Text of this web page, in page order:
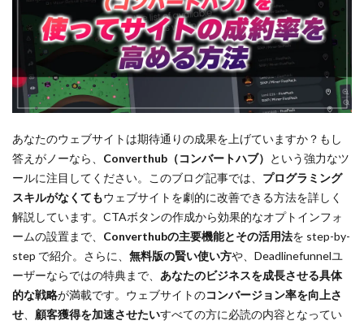
あなたのウェブサイトは期待通りの成果を上げていますか？もし
答えがノーなら、 Converthub（コンバートハブ） という強力なツ
ールに注目してください。このブログ記事では、 プログラミング
スキルがなくてもウェブサイトを劇的に改善できる方法を詳しく
解説しています。CTAボタンの作成から効果的なオプトインフォ
ームの設置まで、 Converthubの主要機能とその活用法を step-by-
step で紹介。さらに、 無料版の賢い使い方や、Deadlinefunnelユ
ーザーならではの特典まで、 あなたのビジネスを成長させる具体
的な戦略が満載です。ウェブサイトのコンバージョン率を向上さ
せ
顧客獲得を加速させたいすべての方に必読の内容となってい